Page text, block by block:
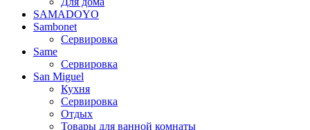
SAMADOYO
Sambonet
Сервировка
Same
Сервировка
San Miguel
Кухня
Сервировка
Отдых
Товары для ванной комнаты